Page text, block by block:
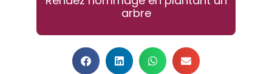
arbre